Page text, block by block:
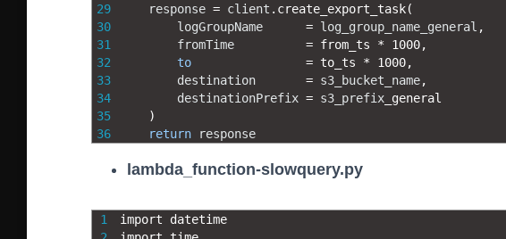
29
30
31
32
33
34
35
36
response = client . create_export_task(
logGroupName
= log_group_name_general ,
fromTime
= from_ts * 1000,
to
= to_ts * 1000,
destination
= s3_bucket_name,
destinationPrefix = s3_prefix general
)
return
response
lambda_function-slowquery.py
1
import datetime